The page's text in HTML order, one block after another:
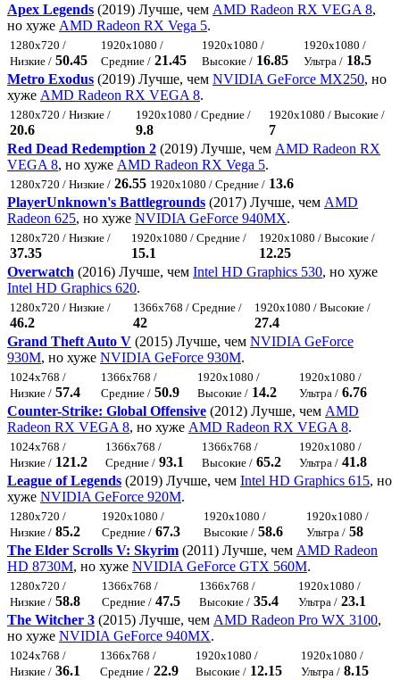
Apex Legends (2019) Лучше, чем AMD Radeon RX VEGA 8,
но хуже AMD Radeon RX Vega 5.
1280x720 /
Низкие / 50.45
1920x1080 /
Средние / 21.45
1920x1080 /
Высокие / 16.85
1920x1080 /
Ультра / 18.5
Metro Exodus (2019) Лучше, чем NVIDIA GeForce MX250, но
хуже AMD Radeon RX VEGA 8.
1280x720 / Низкие /
20.6
1920x1080 / Средние /
9.8
1920x1080 / Высокие /
7
Red Dead Redemption 2 (2019) Лучше, чем AMD Radeon RX
VEGA 8, но хуже AMD Radeon RX Vega 5.
1280x720 / Низкие / 26.55 1920x1080 / Средние / 13.6
PlayerUnknown's Battlegrounds (2017) Лучше, чем AMD
Radeon 625, но хуже NVIDIA GeForce 940MX.
1280x720 / Низкие /
37.35
1920x1080 / Средние /
15.1
1920x1080 / Высокие /
12.25
Overwatch (2016) Лучше, чем Intel HD Graphics 530, но хуже
Intel HD Graphics 620.
1280x720 / Низкие /
46.2
1366x768 / Средние /
42
1920x1080 / Высокие /
27.4
Grand Theft Auto V (2015) Лучше, чем NVIDIA GeForce
930M, но хуже NVIDIA GeForce 930M.
1024x768 /
Низкие / 57.4
1366x768 /
Средние / 50.9
1920x1080 /
Высокие / 14.2
1920x1080 /
Ультра / 6.76
Counter-Strike: Global Offensive (2012) Лучше, чем AMD
Radeon RX VEGA 8, но хуже AMD Radeon RX VEGA 8.
1024x768 /
Низкие / 121.2
1366x768 /
Средние / 93.1
1366x768 /
Высокие / 65.2
1920x1080 /
Ультра / 41.8
League of Legends (2019) Лучше, чем Intel HD Graphics 615, но
хуже NVIDIA GeForce 920M.
1280x720 /
Низкие / 85.2
1920x1080 /
Средние / 67.3
1920x1080 /
Высокие / 58.6
1920x1080 /
Ультра / 58
The Elder Scrolls V: Skyrim (2011) Лучше, чем AMD Radeon
HD 8730M, но хуже NVIDIA GeForce GTX 560M.
1280x720 /
Низкие / 58.8
1366x768 /
Средние / 47.5
1366x768 /
Высокие / 35.4
1920x1080 /
Ультра / 23.1
The Witcher 3 (2015) Лучше, чем AMD Radeon Pro WX 3100,
но хуже NVIDIA GeForce 940MX.
1024x768 /
Низкие / 36.1
1366x768 /
Средние / 22.9
1920x1080 /
Высокие / 12.15
1920x1080 /
Ультра / 8.15